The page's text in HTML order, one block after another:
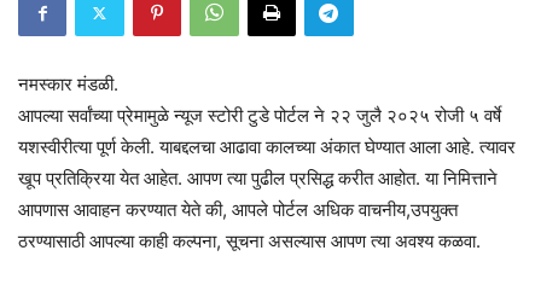
नमस्कार मंडळी.
आपल्या सर्वांच्या प्रेमामुळे न्यूज स्टोरी टुडे पोर्टल ने २२ जुलै २०२५ रोजी ५ वर्षे
यशस्वीरीत्या पूर्ण केली. याबद्दलचा आढावा कालच्या अंकात घेण्यात आला आहे. त्यावर
खूप प्रतिक्रिया येत आहेत. आपण त्या पुढील प्रसिद्ध करीत आहोत. या निमित्ताने
आपणास आवाहन करण्यात येते की, आपले पोर्टल अधिक वाचनीय,उपयुक्त
ठरण्यासाठी आपल्या काही कल्पना, सूचना असल्यास आपण त्या अवश्य कळवा.